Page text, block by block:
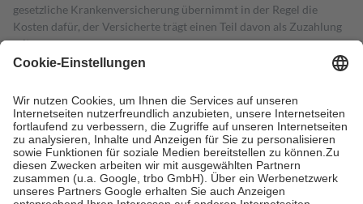
gesetzliche Krankenversicherung übernimmt in der Regel die
Kosten dafür, der Versicherte trägt einen Teil davon als Zuzahlung
mit.
Grundsätzlich leisten Mitglieder Zuzahlungen in Höhe von zehn
höchstens zehn Euro.
Es sind jedoch nie mehr als die tatsächlichen
Kosten der Leistung zu entrichten.
Diese Regeln gelten grundsätzlich auch für Online-Apotheken.
Bei Heilmitteln und häuslicher Krankenpflege beträgt die
Zuzahlung zehn Prozent der Kosten sowie zehn Euro je
Verordnung.
Um das Engagement der Versicherten für ihre eigene Gesundheit zu